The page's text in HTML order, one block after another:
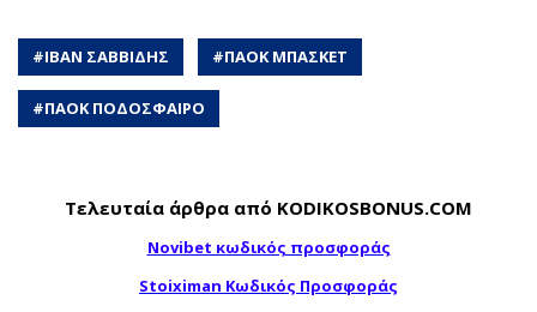
#ΙΒΑΝ ΣΑΒΒΙΔΗΣ #ΠΑΟΚ ΜΠΑΣΚΕΤ
#ΠΑΟΚ ΠΟΔΟΣΦΑΙΡΟ
Τελευταία άρθρα από KODIKOSBONUS.COM
Novibet κωδικός προσφοράς
Stoiximan Κωδικός Προσφοράς